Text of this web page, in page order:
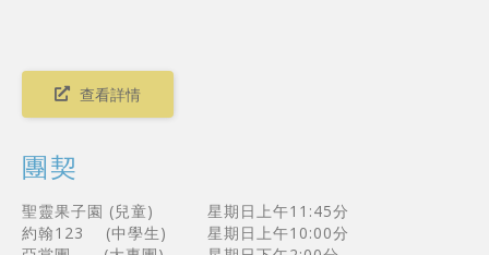
查看詳情
團契
聖靈果子園 (兒童)
星期日上午11:45分
約翰123 (中學生)
星期日上午10:00分